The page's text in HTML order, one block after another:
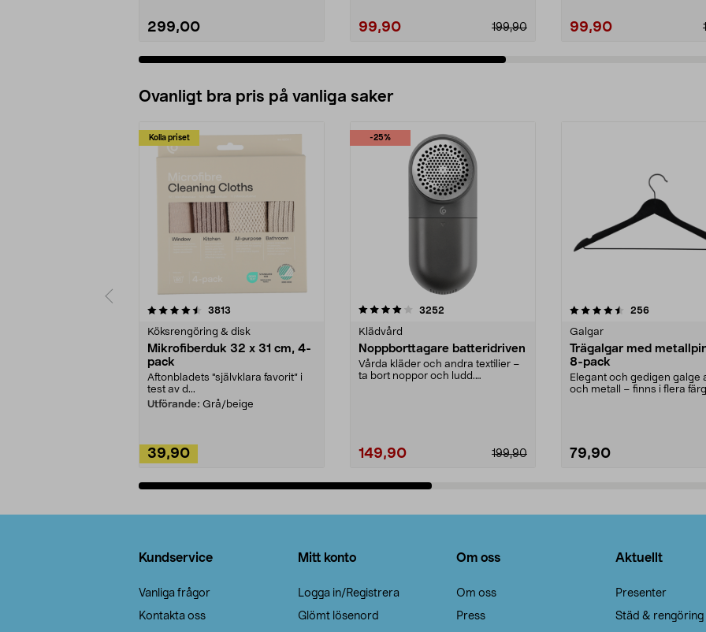
299,00 99,90 199,90 99,90
Ovanligt bra pris på vanliga saker
Kolla priset
3813
Köksrengöring & disk
Mikrofiberduk 32 x 31 cm, 4-
pack
Aftonbladets "självklara favorit” i
test av d...
Utförande: Grå/beige
39,90
-25%
4.0av 5 stjärnor 3252
Klädvård
Noppborttagare batteridriven
Vårda kläder och andra textilier –
ta bort noppor och ludd.
199,90
149,90
4.5av 5 stjärnor 256recensioner
Galgar
Trägalgar med
8-pack
Elegant och gedigen galge
och metall – finns i flera
79,90
4.0av 5 stjärnor
Kundservice
Vanliga frågor
Kontakta oss
Mitt konto
Logga in/Registrera
Glömt lösenord
Om oss
Om oss
Press
Aktuellt
Presenter
Städ & rengöring